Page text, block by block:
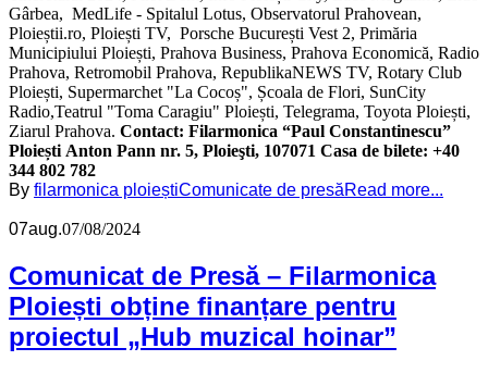
Gârbea, MedLife - Spitalul Lotus, Observatorul Prahovean,
Ploieștii.ro, Ploiești TV, Porsche București Vest 2, Primăria
Municipiului Ploiești, Prahova Business, Prahova Economică, Radio
Prahova, Retromobil Prahova, RepublikaNEWS TV, Rotary Club
Ploiești, Supermarchet "La Cocoș", Școala de Flori, SunCity
Radio,Teatrul "Toma Caragiu" Ploiești, Telegrama, Toyota Ploiești,
Ziarul Prahova. Contact: Filarmonica “Paul Constantinescu”
Ploiești Anton Pann nr. 5, Ploieşti, 107071 Casa de bilete: +40
344 802 782
By filarmonica ploieștiComunicate de presăRead more...
07aug.07/08/2024
Comunicat de Presă – Filarmonica
Ploiești obține finanțare pentru
proiectul „Hub muzical hoinar”